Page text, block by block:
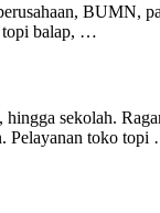
BUMN,
topi balap, …
sekolah.
Pelayanan toko topi